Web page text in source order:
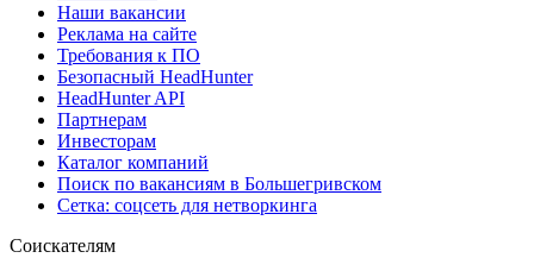
Наши вакансии
Реклама на сайте
Требования к ПО
Безопасный HeadHunter
HeadHunter API
Партнерам
Инвесторам
Каталог компаний
Поиск по вакансиям в Большегривском
Сетка: соцсеть для нетворкинга
Соискателям